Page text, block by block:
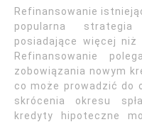
Refinansowanie
popularna
posiadające więcej
Refinansowanie
zobowiązania nowym
co może prowadzić do
skrócenia okresu
kredyty hipoteczne